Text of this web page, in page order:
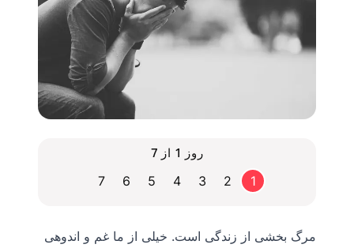
روز 1 از 7
1
2
3
4
5
6
7
مرگ بخشی از زندگی است. خیلی از ما غم و اندوهی